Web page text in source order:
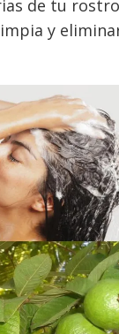
de tu
y